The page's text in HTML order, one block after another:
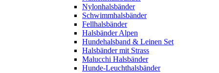
Nylonhalsbänder
Schwimmhalsbänder
Fellhalsbänder
Halsbänder Alpen
Hundehalsband & Leinen Set
Halsbänder mit Strass
Malucchi Halsbänder
Hunde-Leuchthalsbänder